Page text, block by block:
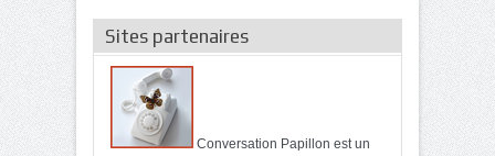
Sites partenaires
Conversation Papillon est un